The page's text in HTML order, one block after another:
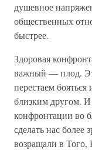
душевное
общественных
быстрее.
Здоровая
важный — плод.
перестаем
близким другом. И
конфронтации во
сделать нас
возращали в Того,